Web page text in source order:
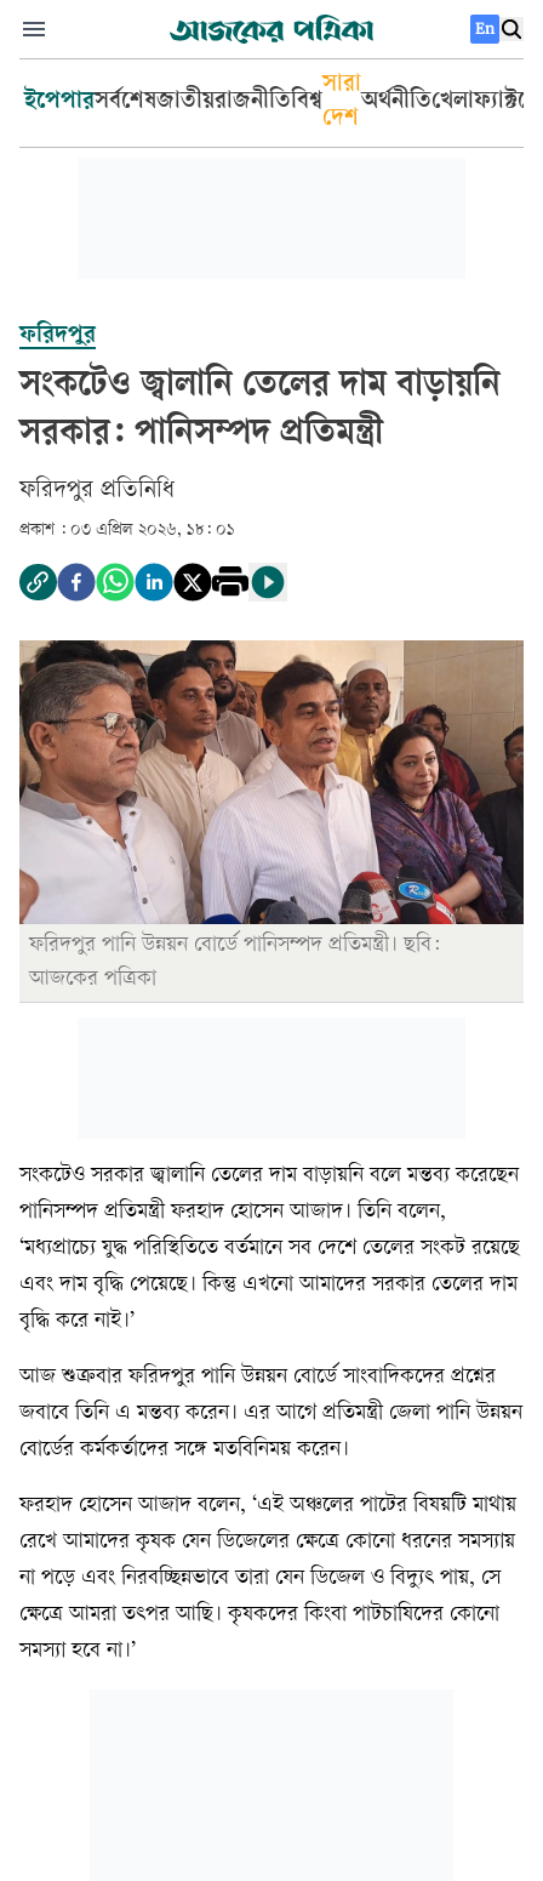
En
ইপেপারসর্বশেষজাতীয়রাজনীতিবিশ্ব
সারা
দেশ
অর্থনীতিখেলা
ফরিদপুর
সংকটেও জ্বালানি তেলের দাম বাড়ায়নি
সরকার: পানিসম্পদ প্রতিমন্ত্রী
ফরিদপুর প্রতিনিধি
প্রকাশ : ০৩ এপ্রিল ২০২৬, ১৮: ০১
ফরিদপুর পানি উন্নয়ন বোর্ডে পানিসম্পদ প্রতিমন্ত্রী। ছবি:
আজকের পত্রিকা
সংকটেও সরকার জ্বালানি তেলের দাম বাড়ায়নি বলে মন্তব্য করেছেন
পানিসম্পদ প্রতিমন্ত্রী ফরহাদ হোসেন আজাদ। তিনি বলেন,
‘মধ্যপ্রাচ্যে যুদ্ধ পরিস্থিতিতে বর্তমানে সব দেশে তেলের সংকট রয়েছে
এবং দাম বৃদ্ধি পেয়েছে। কিন্তু এখনো আমাদের সরকার তেলের দাম
বৃদ্ধি করে নাই।’
আজ শুক্রবার ফরিদপুর পানি উন্নয়ন বোর্ডে সাংবাদিকদের প্রশ্নের
জবাবে তিনি এ মন্তব্য করেন। এর আগে প্রতিমন্ত্রী জেলা পানি উন্নয়ন
বোর্ডের কর্মকর্তাদের সঙ্গে মতবিনিময় করেন।
ফরহাদ হোসেন আজাদ বলেন, ‘এই অঞ্চলের পাটের বিষয়টি মাথায়
রেখে আমাদের কৃষক যেন ডিজেলের ক্ষেত্রে কোনো ধরনের সমস্যায়
না পড়ে এবং নিরবচ্ছিন্নভাবে তারা যেন ডিজেল ও বিদ্যুৎ পায়, সে
ক্ষেত্রে আমরা তৎপর আছি। কৃষকদের কিংবা পাটচাষিদের কোনো
সমস্যা হবে না।’